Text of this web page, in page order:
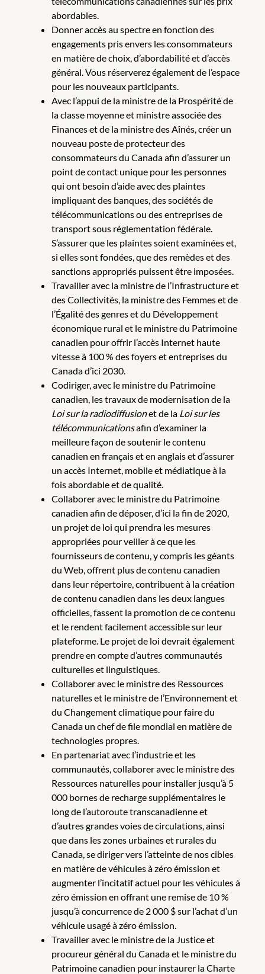
abordables.
Donner accès au spectre en fonction des
engagements pris envers les consommateurs
en matière de choix, d’abordabilité et d’accès
général. Vous réserverez également de l’espace
pour les nouveaux participants.
Avec l’appui de la ministre de la Prospérité de
la classe moyenne et ministre associée des
Finances et de la ministre des Aînés, créer un
nouveau poste de protecteur des
consommateurs du Canada afin d’assurer un
point de contact unique pour les personnes
qui ont besoin d’aide avec des plaintes
impliquant des banques, des sociétés de
télécommunications ou des entreprises de
transport sous réglementation fédérale.
S’assurer que les plaintes soient examinées et,
si elles sont fondées, que des remèdes et des
sanctions appropriés puissent être imposées.
Travailler avec la ministre de l’Infrastructure et
des Collectivités, la ministre des Femmes et de
l’Égalité des genres et du Développement
économique rural et le ministre du Patrimoine
canadien pour offrir l’accès Internet haute
vitesse à 100 % des foyers et entreprises du
Canada d’ici 2030.
Codiriger, avec le ministre du Patrimoine
canadien, les travaux de modernisation de la
Loi sur la radiodiffusionet de la Loi sur les
télécommunicationsafin d’examiner la
meilleure façon de soutenir le contenu
canadien en français et en anglais et d’assurer
un accès Internet, mobile et médiatique à la
fois abordable et de qualité.
Collaborer avec le ministre du Patrimoine
canadien afin de déposer, d’ici la fin de 2020,
un projet de loi qui prendra les mesures
appropriées pour veiller à ce que les
fournisseurs de contenu, y compris les géants
du Web, offrent plus de contenu canadien
dans leur répertoire, contribuent à la création
de contenu canadien dans les deux langues
officielles, fassent la promotion de ce contenu
et le rendent facilement accessible sur leur
plateforme. Le projet de loi devrait également
prendre en compte d’autres communautés
culturelles et linguistiques.
Collaborer avec le ministre des Ressources
naturelles et le ministre de l’Environnement et
du Changement climatique pour faire du
Canada un chef de file mondial en matière de
technologies propres.
En partenariat avec l’industrie et les
communautés, collaborer avec le ministre des
Ressources naturelles pour installer jusqu’à 5
000 bornes de recharge supplémentaires le
long de l’autoroute transcanadienne et
d’autres grandes voies de circulations, ainsi
que dans les zones urbaines et rurales du
Canada, se diriger vers l’atteinte de nos cibles
en matière de véhicules à zéro émission et
augmenter l’incitatif actuel pour les véhicules à
zéro émission en offrant une remise de 10 %
jusqu’à concurrence de 2 000 $ sur l’achat d’un
véhicule usagé à zéro émission.
Travailler avec le ministre de la Justice et
procureur général du Canada et le ministre du
Patrimoine canadien pour instaurer la Charte